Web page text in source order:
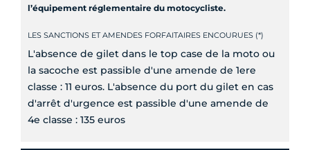
l’équipement réglementaire du motocycliste.
LES SANCTIONS ET AMENDES FORFAITAIRES ENCOURUES (*)
L'absence de gilet dans le top case de la moto ou
la sacoche est passible d'une amende de 1ere
classe : 11 euros. L'absence du port du gilet en cas
d'arrêt d'urgence est passible d'une amende de
4e classe : 135 euros